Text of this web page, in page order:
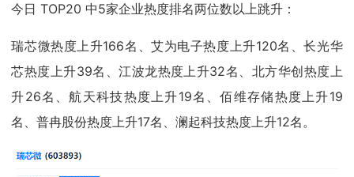
今日 TOP20 中5家企业热度排名两位数以上跳升：
瑞芯微热度上升166名、艾为电子热度上升120名、长光华
芯热度上升39名、江波龙热度上升32名、北方华创热度上
升26名、航天科技热度上升19名、佰维存储热度上升19
名、普冉股份热度上升17名、澜起科技热度上升12名。